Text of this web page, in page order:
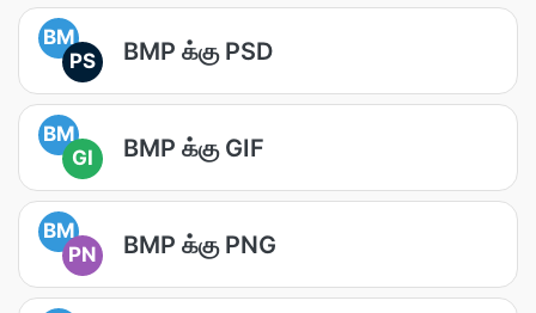
BM
PS
BMP க்கு PSD
BM
GI
BMP க்கு GIF
BM
PN
BMP க்கு PNG